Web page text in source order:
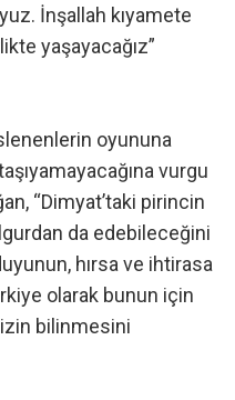
İnşallah kıyamete
yaşayacağız”
oyununa
vurgu
“Dimyat’taki pirincin
da edebileceğini
hırsa ve ihtirasa
olarak bunun için
bilinmesini